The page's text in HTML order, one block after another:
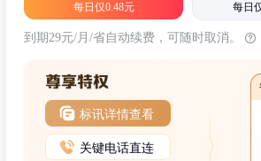
每日仅0.48元 每日
到期29元/月/省自动续费，可随时取消。
标讯详情查看
关键电话直连